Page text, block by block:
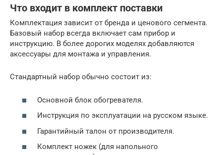
Что входит в комплект поставки
Комплектация зависит от бренда и ценового сегмента.
Базовый набор всегда включает сам прибор и
инструкцию. В более дорогих моделях добавляются
аксессуары для монтажа и управления.
Стандартный набор обычно состоит из:
Основной блок обогревателя.
Инструкция по эксплуатации на русском языке.
Гарантийный талон от производителя.
Комплект ножек (для напольного